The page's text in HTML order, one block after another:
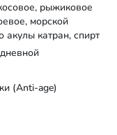
рыжиковое
морской
акулы катран, спирт
стеарат
пальмитат,
ПЭГ-40,
фруктовые
(бензойная,
состав
(Anti-age)